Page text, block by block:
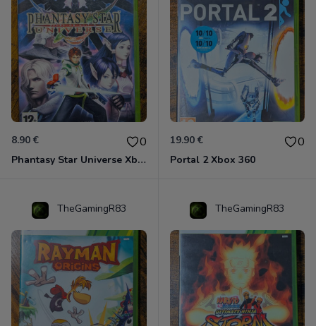
8.90 € 0
Phantasy Star Universe Xbox 360
19.90 € 0
Portal 2 Xbox 360
TheGamingR83 TheGamingR83